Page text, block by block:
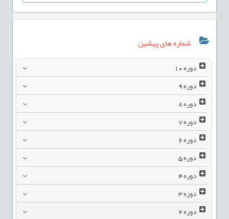
شماره های پیشین
دوره10
دوره9
دوره8
دوره7
دوره6
دوره5
دوره4
دوره3
دوره2